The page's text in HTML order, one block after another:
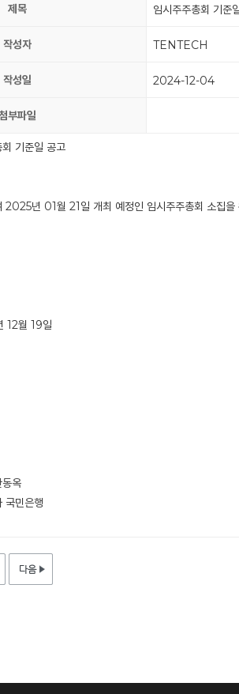
제목 임시주주총회 기준
작성자 TENTECH
작성일 2024-12-04
첨부파일
기준일 공고
년 01월 21일 개최 예정인 임시주주총회 소집을
12월 19일
옥
국민은행